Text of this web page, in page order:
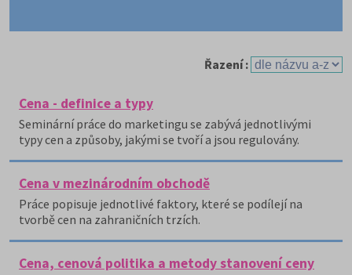
Řazení :
Cena - definice a typy
Seminární práce do marketingu se zabývá jednotlivými
typy cen a způsoby, jakými se tvoří a jsou regulovány.
Cena v mezinárodním obchodě
Práce popisuje jednotlivé faktory, které se podílejí na
tvorbě cen na zahraničních trzích.
Cena, cenová politika a metody stanovení ceny